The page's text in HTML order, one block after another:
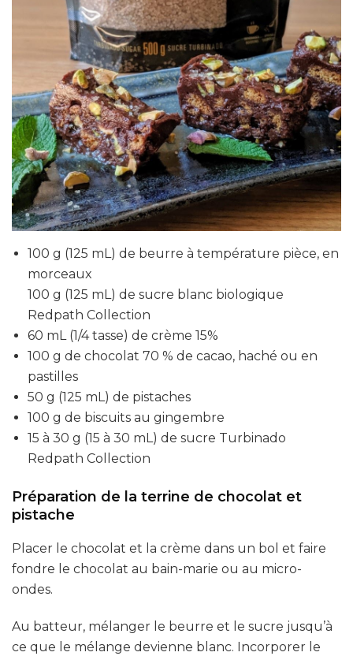
100 g (125 mL) de beurre à température pièce, en
morceaux
100 g (125 mL) de sucre blanc biologique
Redpath Collection
60 mL (1/4 tasse) de crème 15%
100 g de chocolat 70 % de cacao, haché ou en
pastilles
50 g (125 mL) de pistaches
100 g de biscuits au gingembre
15 à 30 g (15 à 30 mL) de sucre Turbinado
Redpath Collection
Préparation de la terrine de chocolat et
pistache
Placer le chocolat et la crème dans un bol et faire
fondre le chocolat au bain-marie ou au micro-
ondes.
Au batteur, mélanger le beurre et le sucre jusqu’à
ce que le mélange devienne blanc. Incorporer le